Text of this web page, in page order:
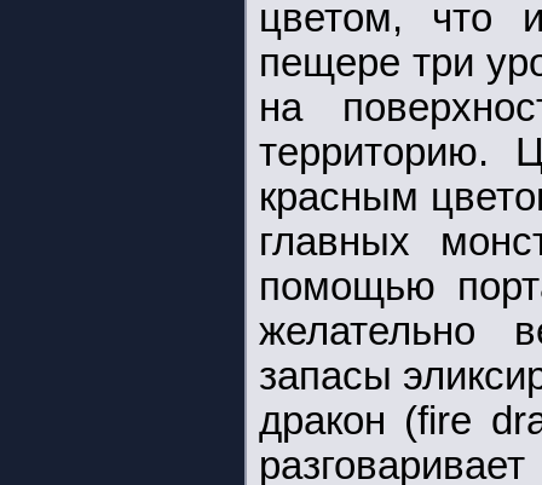
цветом, что
пещере три
на
территорию.
красным
главных
помощью
желательно
запасы
дракон (fire